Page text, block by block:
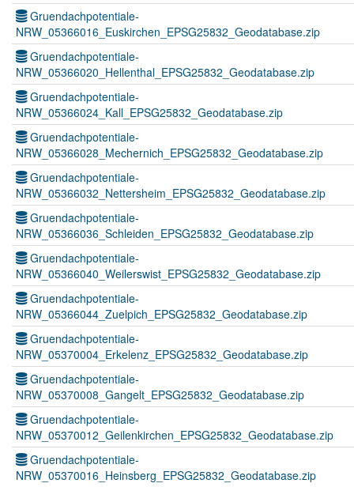
Gruendachpotentiale-
NRW_05366016_Euskirchen_EPSG25832_Geodatabase.zip
Gruendachpotentiale-
NRW_05366020_Hellenthal_EPSG25832_Geodatabase.zip
Gruendachpotentiale-
NRW_05366024_Kall_EPSG25832_Geodatabase.zip
Gruendachpotentiale-
NRW_05366028_Mechernich_EPSG25832_Geodatabase.zip
Gruendachpotentiale-
NRW_05366032_Nettersheim_EPSG25832_Geodatabase.zip
Gruendachpotentiale-
NRW_05366036_Schleiden_EPSG25832_Geodatabase.zip
Gruendachpotentiale-
NRW_05366040_Weilerswist_EPSG25832_Geodatabase.zip
Gruendachpotentiale-
NRW_05366044_Zuelpich_EPSG25832_Geodatabase.zip
Gruendachpotentiale-
NRW_05370004_Erkelenz_EPSG25832_Geodatabase.zip
Gruendachpotentiale-
NRW_05370008_Gangelt_EPSG25832_Geodatabase.zip
Gruendachpotentiale-
NRW_05370012_Geilenkirchen_EPSG25832_Geodatabase.zip
Gruendachpotentiale-
NRW_05370016_Heinsberg_EPSG25832_Geodatabase.zip